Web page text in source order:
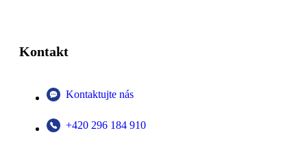
Kontakt
Kontaktujte nás
+420 296 184 910